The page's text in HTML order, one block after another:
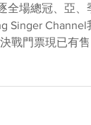
全場總冠、亞、
Singer Channel
戰門票現已有售